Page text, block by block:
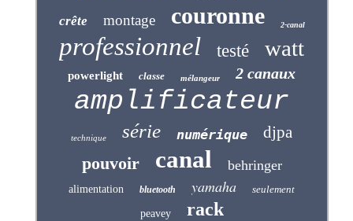
crête montage couronne 2-canal
professionnel testé watt
powerlight classe mélangeur 2 canaux
amplificateur
technique série numérique djpa
pouvoir canal behringer
alimentation bluetooth yamaha seulement
peavey rack